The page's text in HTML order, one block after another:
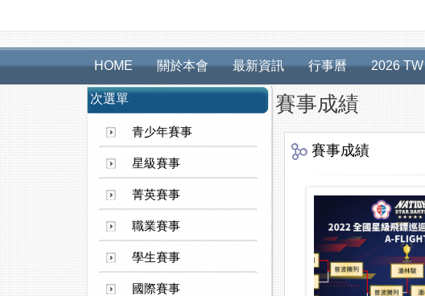
HOME 關於本會 最新資訊 行事曆 2026
次選單
青少年賽事
星級賽事
菁英賽事
職業賽事
學生賽事
國際賽事
賽事成績
賽事成績